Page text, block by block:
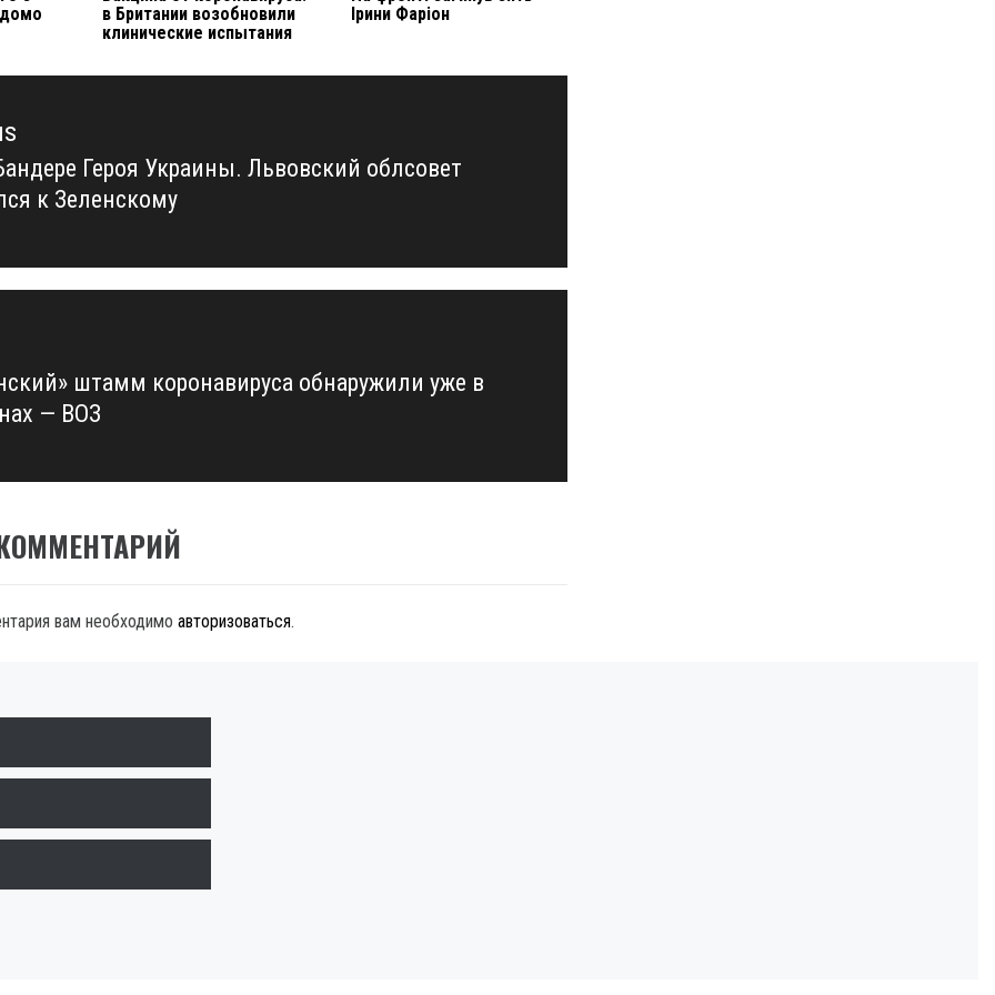
в Британии возобновили
клинические испытания
Ірини Фаріон
Героя Украины. Львовский облсовет
к Зеленскому
штамм коронавируса обнаружили уже в
— ВОЗ
вам необходимо авторизоваться.